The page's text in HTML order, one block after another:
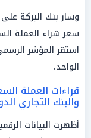
وسار بنك البركة
الواحد.
قراءات العملة
والبنك التجاري
أظهرت البيانات